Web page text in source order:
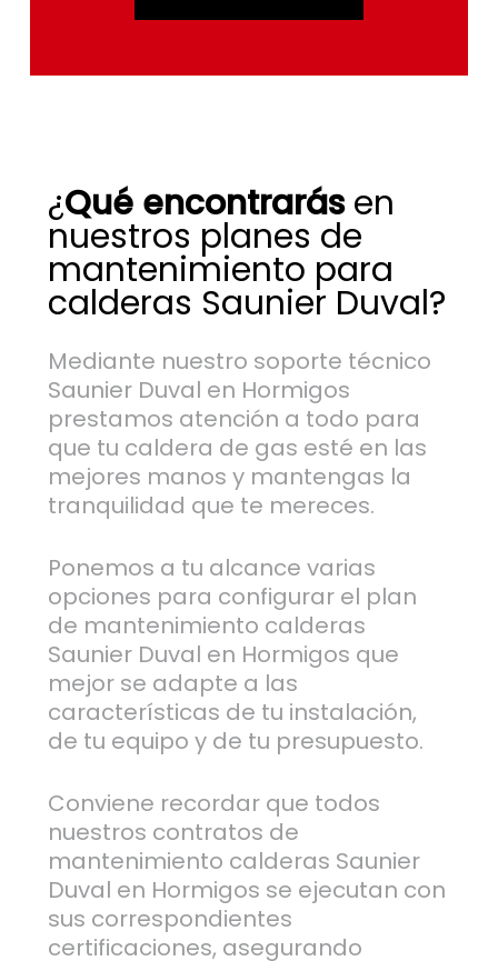
¿Qué encontrarásen
nuestros planes de
mantenimiento para
calderas Saunier Duval?
Mediante nuestro soporte técnico
Saunier Duval en Hormigos
prestamos atención a todo para
que tu caldera de gas esté en las
mejores manos y mantengas la
tranquilidad que te mereces.
Ponemos a tu alcance varias
opciones para configurar el plan
de mantenimiento calderas
Saunier Duval en Hormigos que
mejor se adapte a las
características de tu instalación,
de tu equipo y de tu presupuesto.
Conviene recordar que todos
nuestros contratos de
mantenimiento calderas Saunier
Duval en Hormigos se ejecutan con
sus correspondientes
certificaciones, asegurando